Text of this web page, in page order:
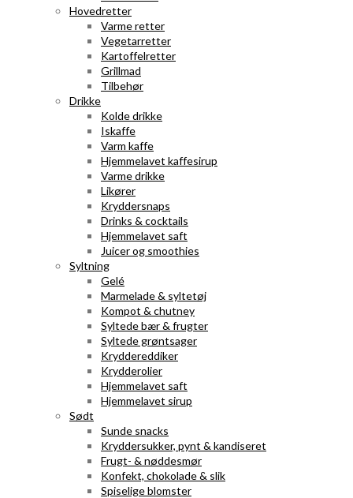
Hovedretter
Varme retter
Vegetarretter
Kartoffelretter
Grillmad
Tilbehør
Drikke
Kolde drikke
Iskaffe
Varm kaffe
Hjemmelavet kaffesirup
Varme drikke
Likører
Kryddersnaps
Drinks & cocktails
Hjemmelavet saft
Juicer og smoothies
Syltning
Gelé
Marmelade & syltetøj
Kompot & chutney
Syltede bær & frugter
Syltede grøntsager
Kryddereddiker
Krydderolier
Hjemmelavet saft
Hjemmelavet sirup
Sødt
Sunde snacks
Kryddersukker, pynt & kandiseret
Frugt- & nøddesmør
Konfekt, chokolade & slik
Spiselige blomster